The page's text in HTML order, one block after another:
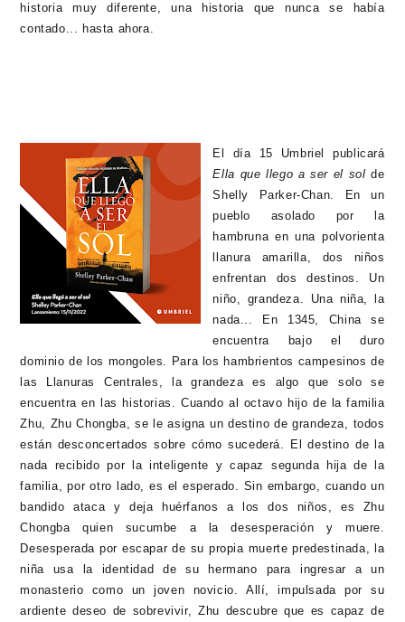
historia muy diferente, una historia que nunca se había
contado... hasta ahora.
El día 15 Umbriel publicará
Ella que llego a ser el solde
Shelly Parker-Chan. En un
pueblo asolado por la
hambruna en una polvorienta
llanura amarilla, dos niños
enfrentan dos destinos. Un
niño, grandeza. Una niña, la
nada... En 1345, China se
encuentra bajo el duro
dominio de los mongoles. Para los hambrientos campesinos de
las Llanuras Centrales, la grandeza es algo que solo se
encuentra en las historias. Cuando al octavo hijo de la familia
Zhu, Zhu Chongba, se le asigna un destino de grandeza, todos
están desconcertados sobre cómo sucederá. El destino de la
nada recibido por la inteligente y capaz segunda hija de la
familia, por otro lado, es el esperado. Sin embargo, cuando un
bandido ataca y deja huérfanos a los dos niños, es Zhu
Chongba quien sucumbe a la desesperación y muere.
Desesperada por escapar de su propia muerte predestinada, la
niña usa la identidad de su hermano para ingresar a un
monasterio como un joven novicio. Allí, impulsada por su
ardiente deseo de sobrevivir, Zhu descubre que es capaz de